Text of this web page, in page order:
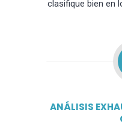
clasifique bien en
ANÁLISIS